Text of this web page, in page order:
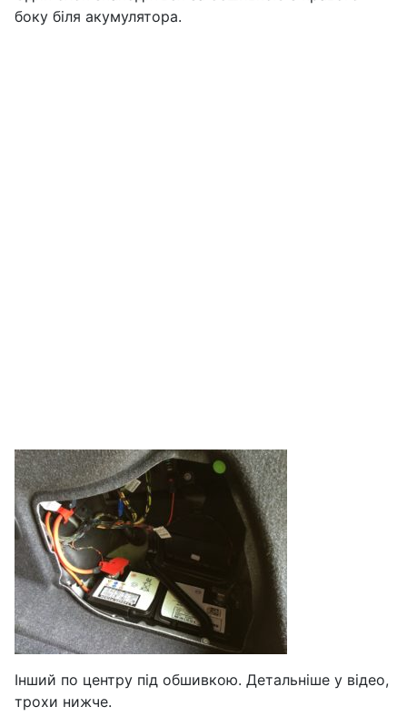
боку біля акумулятора.
Інший по центру під обшивкою. Детальніше у відео,
трохи нижче.